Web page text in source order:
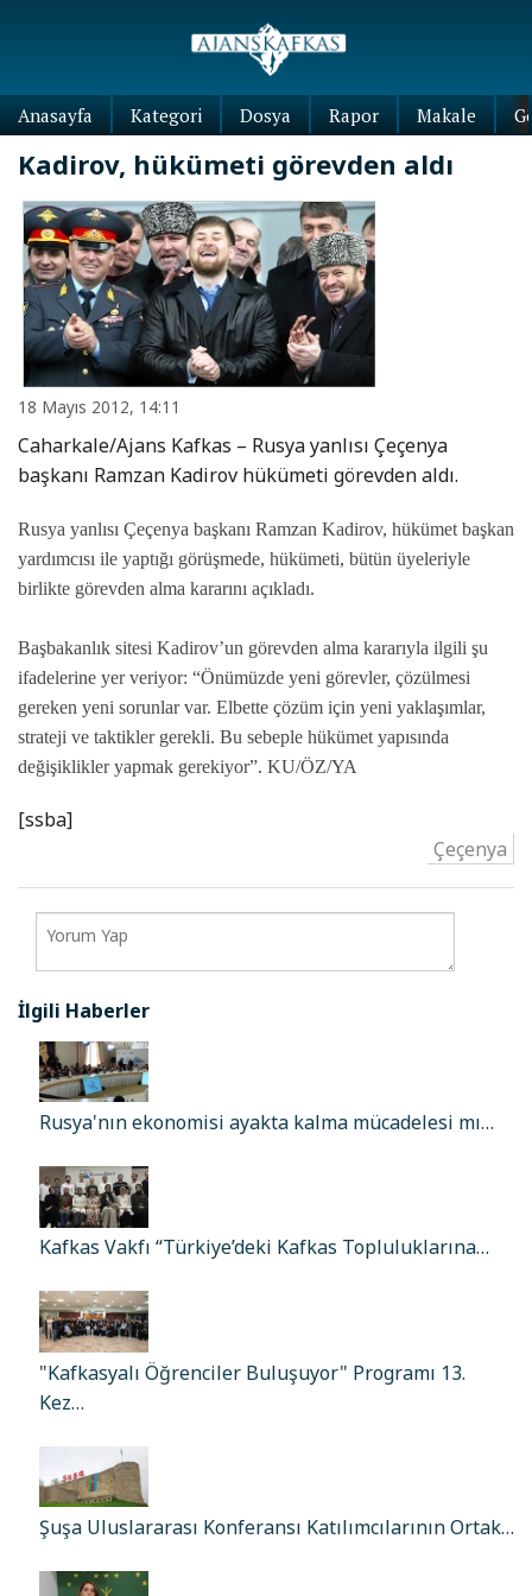
Anasayfa Kategori Dosya Rapor Makale
Kadirov, hükümeti görevden aldı
18 Mayıs 2012, 14:11
Caharkale/Ajans Kafkas – Rusya yanlısı Çeçenya
başkanı Ramzan Kadirov hükümeti görevden aldı.
Rusya yanlısı Çeçenya başkanı Ramzan Kadirov, hükümet başkan
yardımcısı ile yaptığı görüşmede, hükümeti, bütün üyeleriyle
birlikte görevden alma kararını açıkladı.
Başbakanlık sitesi Kadirov’un görevden alma kararıyla ilgili şu
ifadelerine yer veriyor: “Önümüzde yeni görevler, çözülmesi
gereken yeni sorunlar var. Elbette çözüm için yeni yaklaşımlar,
strateji ve taktikler gerekli. Bu sebeple hükümet yapısında
değişiklikler yapmak gerekiyor”. KU/ÖZ/YA
[ssba]
Çeçenya
İlgili Haberler
Rusya'nın ekonomisi ayakta kalma mücadelesi mı…
Kafkas Vakfı “Türkiye’deki Kafkas Topluluklarına…
"Kafkasyalı Öğrenciler Buluşuyor" Programı 13.
Kez…
Şuşa Uluslararası Konferansı Katılımcılarının Ortak…